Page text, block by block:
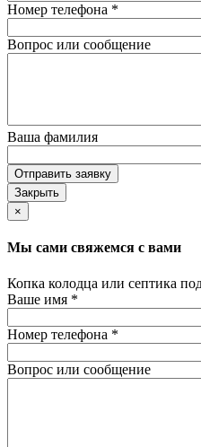
Номер телефона *
Вопрос или сообщение
Ваша фамилия
Отправить заявку
Закрыть
×
Мы сами свяжемся с вами
Копка колодца или септика
Ваше имя *
Номер телефона *
Вопрос или сообщение